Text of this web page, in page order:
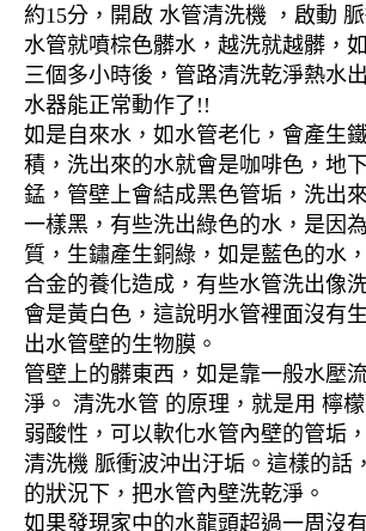
約15分，開啟 水管清洗機 ，啟動
水管就噴棕色髒水，越洗就越髒，
三個多小時後，管路清洗乾淨熱水
水器能正常動作了!!
如是自來水，如水管老化，會產生
積，洗出來的水就會是咖啡色，地
錳，管壁上會結成黑色管垢，洗出
一樣黑，有些洗出綠色的水，是因
質，生鏽產生銅綠，如是藍色的水
合金的養化造成，有些水管洗出像
會是黃白色，這說明水管裡面沒有
出水管壁的生物膜。
管壁上的髒東西，如是靠一般水壓
淨。 清洗水管 的原理，就是用 檸
弱酸性，可以軟化水管內壁的管垢
清洗機 脈衝波沖出汙垢。這樣的話
的狀況下，把水管內壁洗乾淨。
如果發現家中的水龍頭超過一周沒